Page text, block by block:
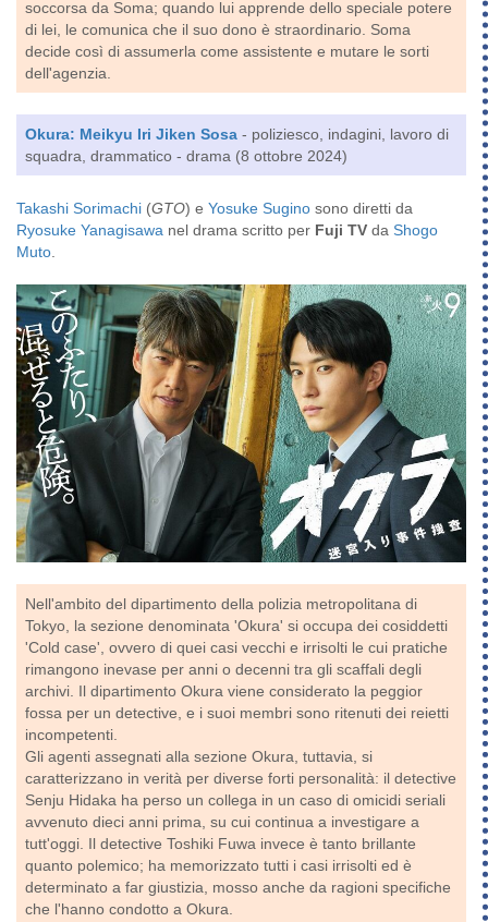
soccorsa da Soma; quando lui apprende dello speciale potere
di lei, le comunica che il suo dono è straordinario. Soma
decide così di assumerla come assistente e mutare le sorti
dell'agenzia.
Okura: Meikyu Iri Jiken Sosa - poliziesco, indagini, lavoro di
squadra, drammatico - drama (8 ottobre 2024)
Takashi Sorimachi (GTO) e Yosuke Sugino sono diretti da
Ryosuke Yanagisawa nel drama scritto per Fuji TV da Shogo
Muto
Nell'ambito del dipartimento della polizia metropolitana di
Tokyo, la sezione denominata 'Okura' si occupa dei cosiddetti
'Cold case', ovvero di quei casi vecchi e irrisolti le cui pratiche
rimangono inevase per anni o decenni tra gli scaffali degli
archivi. Il dipartimento Okura viene considerato la peggior
fossa per un detective, e i suoi membri sono ritenuti dei reietti
incompetenti.
Gli agenti assegnati alla sezione Okura, tuttavia, si
caratterizzano in verità per diverse forti personalità: il detective
Senju Hidaka ha perso un collega in un caso di omicidi seriali
avvenuto dieci anni prima, su cui continua a investigare a
tutt'oggi. Il detective Toshiki Fuwa invece è tanto brillante
quanto polemico; ha memorizzato tutti i casi irrisolti ed è
determinato a far giustizia, mosso anche da ragioni specifiche
che l'hanno condotto a Okura.